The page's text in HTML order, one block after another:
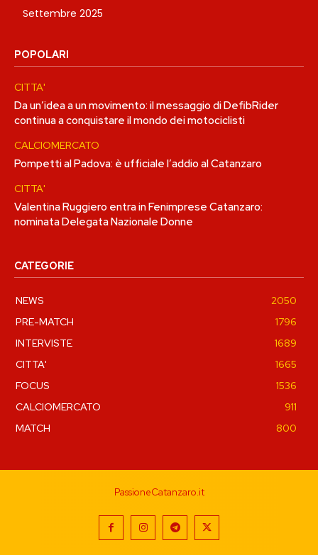
Settembre 2025
POPOLARI
CITTA'
Da un’idea a un movimento: il messaggio di DefibRider
continua a conquistare il mondo dei motociclisti
CALCIOMERCATO
Pompetti al Padova: è ufficiale l’addio al Catanzaro
CITTA'
Valentina Ruggiero entra in Fenimprese Catanzaro:
nominata Delegata Nazionale Donne
CATEGORIE
NEWS
2050
PRE-MATCH
1796
INTERVISTE
1689
CITTA'
1665
FOCUS
1536
CALCIOMERCATO
911
MATCH
800
PassioneCatanzaro.it